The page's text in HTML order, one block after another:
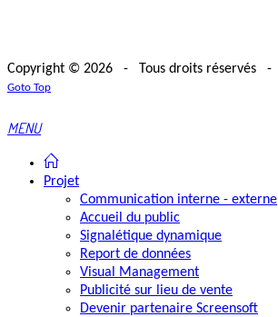
Copyright © 2026 - Tous droits réservés -
Goto Top
MENU
Projet
Communication interne - externe
Accueil du public
Signalétique dynamique
Report de données
Visual Management
Publicité sur lieu de vente
Devenir partenaire Screensoft